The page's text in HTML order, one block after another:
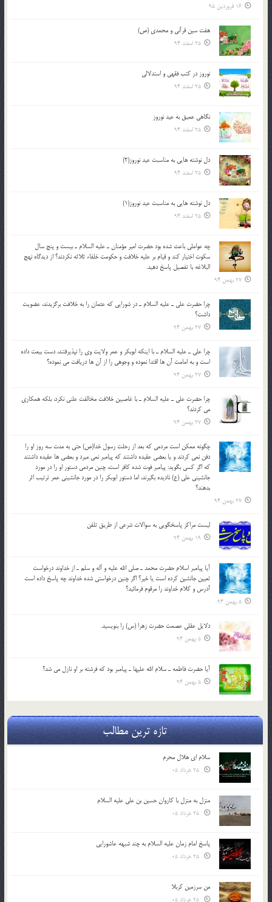
16 فروردین 95
هفت سین قرآنی و محمدی (ص)
25 اسفند 94
نوروز در كتب فقهى و استدلالى‏
25 اسفند 94
نگاهى عميق به عيد نوروز
25 اسفند 94
دل نوشته هایی به مناسبت عید نوروز(2)
25 اسفند 94
دل نوشته هایی به مناسبت عید نوروز(1)
25 اسفند 94
چه عواملي باعث شده بود حضرت امير مؤمنان ـ عليه السلام ـ بيست و پنج سال
سکوت اختيار کند و قيام بر عليه خلافت و حکومت خلفاء ثلاثه نکردند؟ از ديدگاه نهج
البلاغه با تفصيل پاسخ دهيد.
27 بهمن 94
چرا حضرت علي ـ عليه السلام ـ در شورايي كه عثمان را به خلافت برگزيدند، عضويت
داشت؟
27 بهمن 94
چرا علي ـ عليه السلام ـ با اينكه ابوبكر و عمر ولايت وي را نپذيرفتند، دست بيعت داده
است و به امامت آن ها اقتدا نموده و وجوهي را از آن ها دريافت مي نموده؟
27 بهمن 94
چرا حضرت علي ـ عليه السلام ـ با غاصبين خلافت مخالفت علني نکرد، بلكه همكاري
مي کردند؟
27 بهمن 94
چگونه ممكن است مردمي كه بعد از رحلت رسول خدا(ص) حتی به مدت سه روز او را
دفن نمي كردند و یا بعضي عقيده داشتند كه پيامبر نمي ميرد و بعضي ها عقيده داشتند
كه اگر كسي بگويد: پيامبر فوت شده كافر است، چنین مردمی دستور او را در مورد
جانشيني علي (ع) ناديده بگيرند، اما دستور ابوبكر را در مورد جانشيني عمر ترتیب اثر
بدهند؟
27 بهمن 94
لیست مراکز پاسخگویی به سوالات شرعی از طریق تلفن
19 بهمن 94
آيا پيامبر اسلام حضرت محمد ـ صلي الله عليه و آله و سلم ـ از خداوند درخواست
تعيين جانشين کرده است يا خير؟ اگر چنين درخواستي شده خداوند چه پاسخ داده است
آدرس و کلام خداوند را مرقوم فرمائيد؟
5 بهمن 94
دلايل عقلي عصمت حضرت زهرا (س) را بنويسيد.
5 بهمن 94
آيا حضرت فاطمه ـ سلام الله عليها ـ پيامبر بود كه فرشته بر او نازل مي شد؟
5 بهمن 94
تازه ترین مطالب
سلام ای هلال محرم
منزل به منزل با کاروان حسین بن علی علیه السلام
پاسخ امام زمان علیه السلام به چند شبهه عاشورایی
من سرزمین کربلا